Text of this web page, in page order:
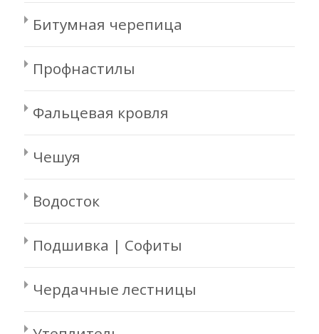
Битумная черепица
Профнастилы
Фальцевая кровля
Чешуя
Водосток
Подшивка | Софиты
Чердачные лестницы